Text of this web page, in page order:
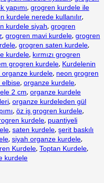
yapımı, grogren kurdele ile
kurdele nerede kullanılır,
kurdele siyah, grogren
, grogren mavi kurdele, grogren
, grogren saten kurdele,
kurdele, kırmızı grogren
grogren kurdele, Kurdelenin
organze kurdele, neon grogren
elbise, organze kurdele,
2 cm, organze kurdele
, organze kurdeleden gül
, öz iş grogren kurdele,
kurdele, puantiyeli
, saten kurdele, şerit baskılı
, siyah organze kurdele,
Kurdele, Toptan Kurdele,
kurdele